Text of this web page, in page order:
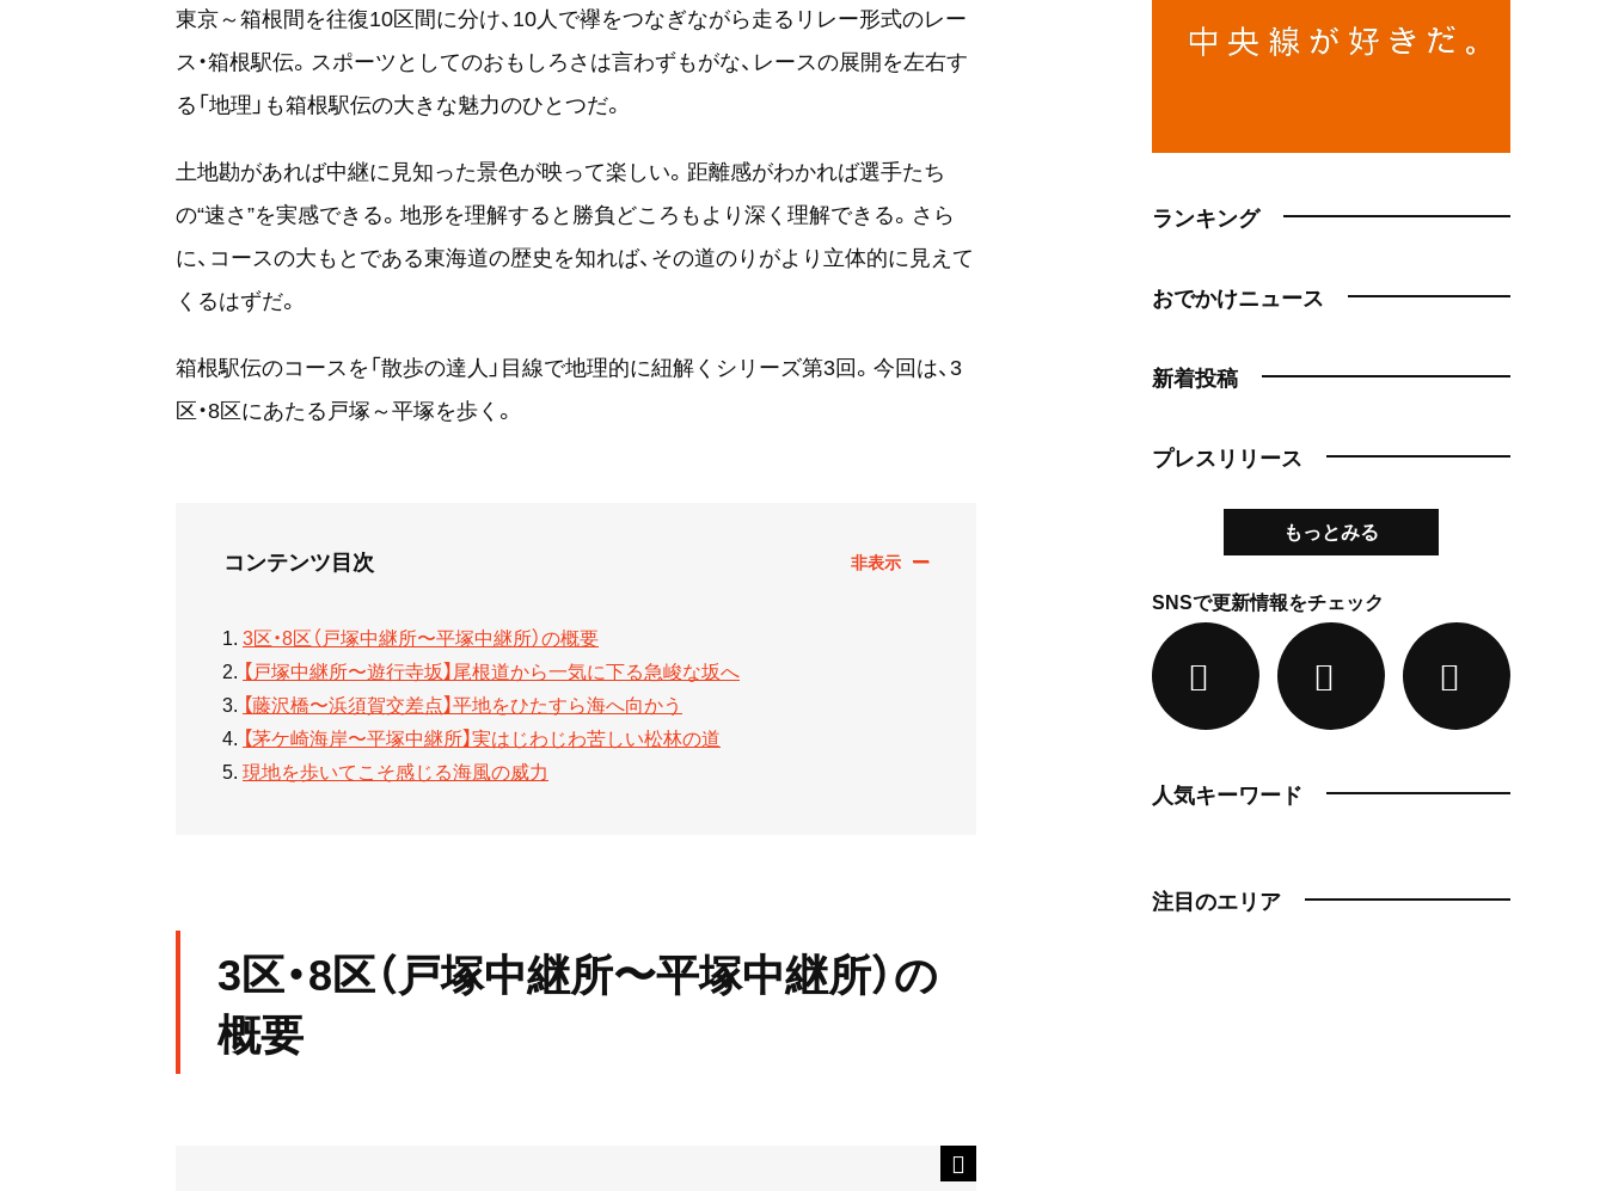
東京～箱根間を往復10区間に分け、10人で襷をつなぎながら走るリレー形式のレー
ス・箱根駅伝。スポーツとしてのおもしろさは言わずもがな、レースの展開を左右す
る「地理」も箱根駅伝の大きな魅力のひとつだ。
土地勘があれば中継に見知った景色が映って楽しい。距離感がわかれば選手たち
の“速さ”を実感できる。地形を理解すると勝負どころもより深く理解できる。さら
に、コースの大もとである東海道の歴史を知れば、その道のりがより立体的に見えて
くるはずだ。
箱根駅伝のコースを「散歩の達人」目線で地理的に紐解くシリーズ第3回。今回は、3
区・8区にあたる戸塚～平塚を歩く。
コンテンツ目次
3区・8区（戸塚中継所〜平塚中継所）の概要
【戸塚中継所〜遊行寺坂】尾根道から一気に下る急峻な坂へ
【藤沢橋〜浜須賀交差点】平地をひたすら海へ向かう
【茅ケ崎海岸〜平塚中継所】実はじわじわ苦しい松林の道
現地を歩いてこそ感じる海風の威力
3区・8区（戸塚中継所〜平塚中継所）の
概要
ランキング
おでかけニュース
新着投稿
プレスリリース
もっとみる
SNSで更新情報をチェック
人気キーワード
注目のエリア